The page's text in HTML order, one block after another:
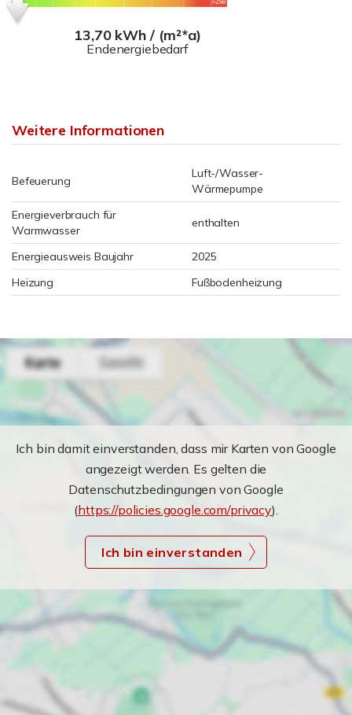
13,70 kWh / (m²*a)
Endenergiebedarf
Weitere Informationen
Befeuerung
Luft-/Wasser-
Wärmepumpe
Energieverbrauch für
Warmwasser
enthalten
Energieausweis Baujahr
2025
Heizung
Fußbodenheizung
Ich bin damit einverstanden, dass mir Karten von Google
angezeigt werden. Es gelten die
Datenschutzbedingungen von Google
(https://policies.google.com/privacy).
Ich bin einverstanden